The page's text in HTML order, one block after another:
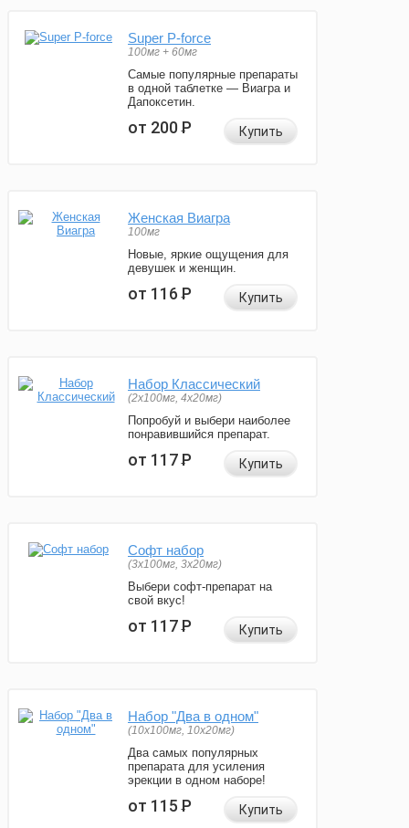
Super P-force
100мг + 60мг
Самые популярные препараты
в одной таблетке — Виагра и
Дапоксетин.
от 200Р Купить
Женская Виагра
100мг
Новые, яркие ощущения для
девушек и женщин.
от 116Р Купить
Набор Классический
(2x100мг, 4x20мг)
Попробуй и выбери наиболее
понравившийся препарат.
от 117Р Купить
Софт набор
(3x100мг, 3x20мг)
Выбери софт-препарат на
свой вкус!
от 117Р Купить
Набор "Два в одном"
(10x100мг, 10x20мг)
Два самых популярных
препарата для усиления
эрекции в одном наборе!
от 115Р Купить